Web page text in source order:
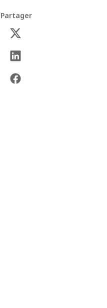
Partager